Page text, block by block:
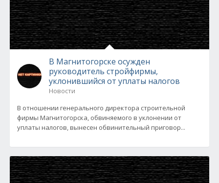
В Магнитогорске осужден
руководитель стройфирмы,
уклонившийся от уплаты налогов
Новости
В отношении генерального директора строительной
фирмы Магнитогорска, обвиняемого в уклонении от
уплаты налогов, вынесен обвинительный приговор...